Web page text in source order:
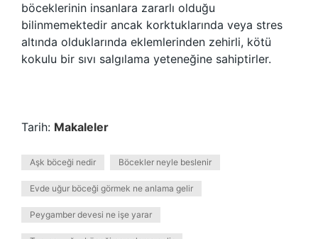
böceklerinin insanlara zararlı olduğu
bilinmemektedir ancak korktuklarında veya stres
altında olduklarında eklemlerinden zehirli, kötü
kokulu bir sıvı salgılama yeteneğine sahiptirler.
Tarih: Makaleler
Aşk böceği nedir Böcekler neyle beslenir
Evde uğur böceği görmek ne anlama gelir
Peygamber devesi ne işe yarar